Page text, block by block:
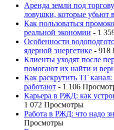
Аренда земли под
ловушки, которые убьют
Как пользоваться
реальной экономии - 1
Особенности
ядерной энергетике - 918
Клиенты уходят после
помогают их найти и
Как раскрутить ТГ
работают - 1 106
Карьера в РЖД: как
1 072 Просмотры
Работа в РЖД: что надо
Просмотры